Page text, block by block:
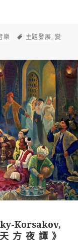
樂
標
主題發展, 變
1844-1908)：
Korsakov,
方夜譚》